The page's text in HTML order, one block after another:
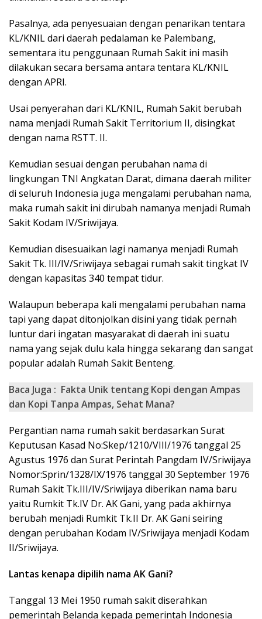
Pasalnya, ada penyesuaian dengan penarikan tentara
KL/KNIL dari daerah pedalaman ke Palembang,
sementara itu penggunaan Rumah Sakit ini masih
dilakukan secara bersama antara tentara KL/KNIL
dengan APRI.
Usai penyerahan dari KL/KNIL, Rumah Sakit berubah
nama menjadi Rumah Sakit Territorium II, disingkat
dengan nama RSTT. II.
Kemudian sesuai dengan perubahan nama di
lingkungan TNI Angkatan Darat, dimana daerah militer
di seluruh Indonesia juga mengalami perubahan nama,
maka rumah sakit ini dirubah namanya menjadi Rumah
Sakit Kodam IV/Sriwijaya.
Kemudian disesuaikan lagi namanya menjadi Rumah
Sakit Tk. III/IV/Sriwijaya sebagai rumah sakit tingkat IV
dengan kapasitas 340 tempat tidur.
Walaupun beberapa kali mengalami perubahan nama
tapi yang dapat ditonjolkan disini yang tidak pernah
luntur dari ingatan masyarakat di daerah ini suatu
nama yang sejak dulu kala hingga sekarang dan sangat
popular adalah Rumah Sakit Benteng.
Baca Juga : Fakta Unik tentang Kopi dengan Ampas
dan Kopi Tanpa Ampas, Sehat Mana?
Pergantian nama rumah sakit berdasarkan Surat
Keputusan Kasad No:Skep/1210/VIII/1976 tanggal 25
Agustus 1976 dan Surat Perintah Pangdam IV/Sriwijaya
Nomor:Sprin/1328/IX/1976 tanggal 30 September 1976
Rumah Sakit Tk.III/IV/Sriwijaya diberikan nama baru
yaitu Rumkit Tk.IV Dr. AK Gani, yang pada akhirnya
berubah menjadi Rumkit Tk.II Dr. AK Gani seiring
dengan perubahan Kodam IV/Sriwijaya menjadi Kodam
II/Sriwijaya.
Lantas kenapa dipilih nama AK Gani?
Tanggal 13 Mei 1950 rumah sakit diserahkan
pemerintah Belanda kepada pemerintah Indonesia